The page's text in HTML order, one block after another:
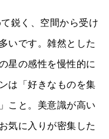
鋭く、空間から受け
いです。雑然とした
星の感性を慢性的に
は「好きなものを集
こと。美意識が高い
気に入りが密集した